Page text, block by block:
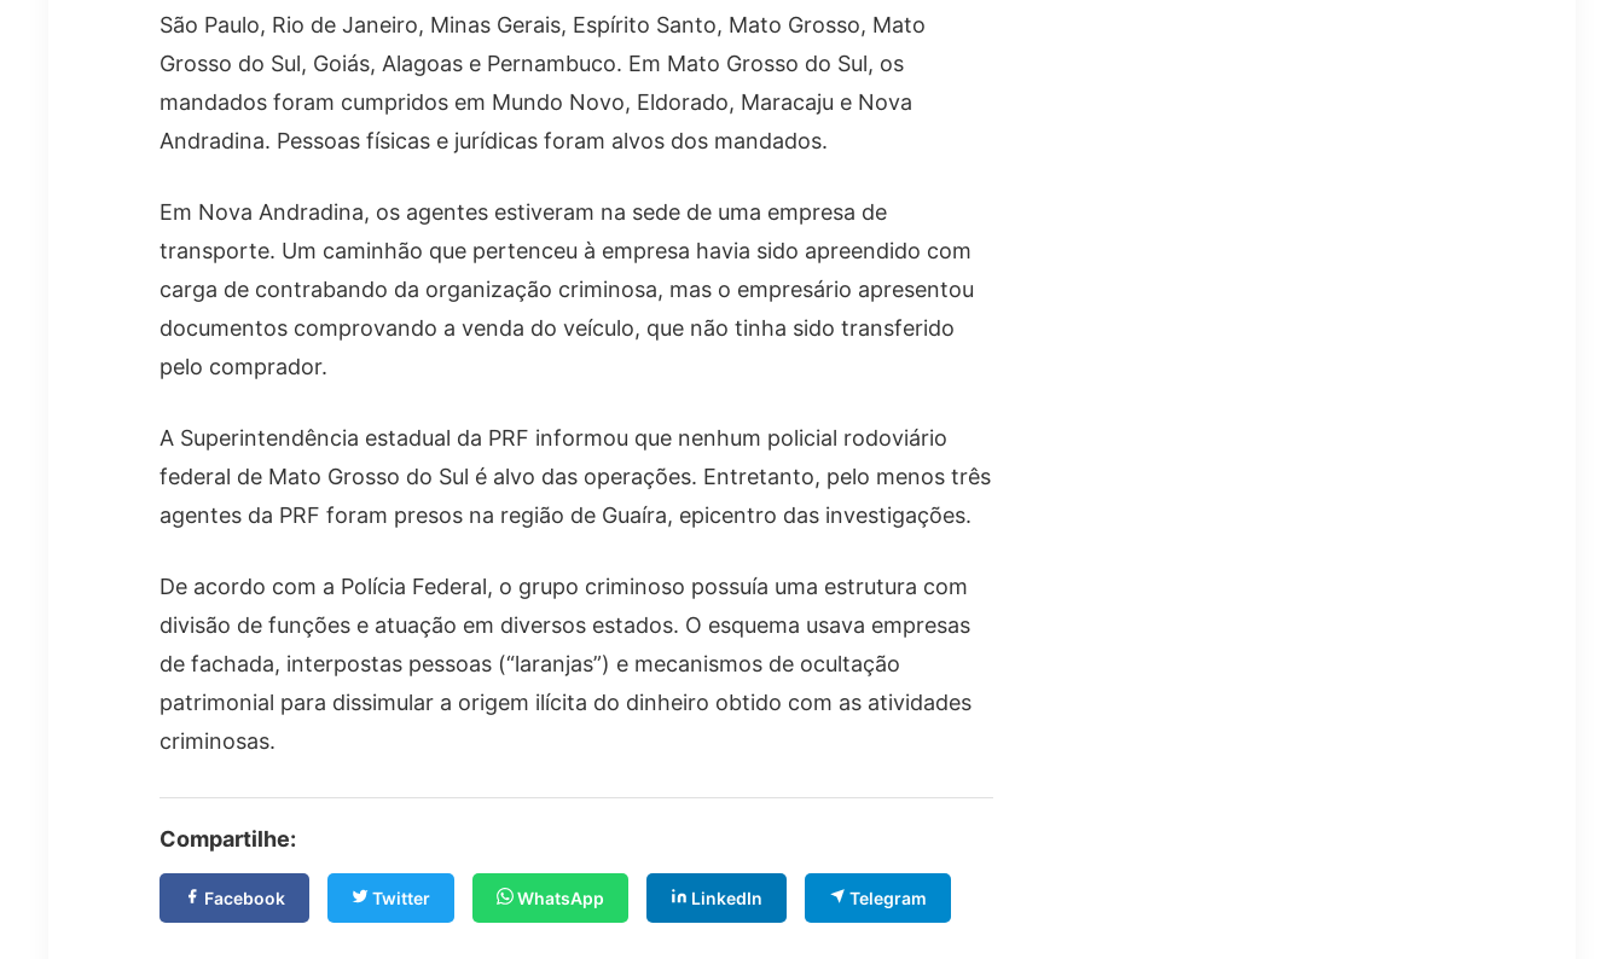
São Paulo, Rio de Janeiro, Minas Gerais, Espírito Santo, Mato Grosso, Mato
Grosso do Sul, Goiás, Alagoas e Pernambuco. Em Mato Grosso do Sul, os
mandados foram cumpridos em Mundo Novo, Eldorado, Maracaju e Nova
Andradina. Pessoas físicas e jurídicas foram alvos dos mandados.
Em Nova Andradina, os agentes estiveram na sede de uma empresa de
transporte. Um caminhão que pertenceu à empresa havia sido apreendido com
carga de contrabando da organização criminosa, mas o empresário apresentou
documentos comprovando a venda do veículo, que não tinha sido transferido
pelo comprador.
A Superintendência estadual da PRF informou que nenhum policial rodoviário
federal de Mato Grosso do Sul é alvo das operações. Entretanto, pelo menos três
agentes da PRF foram presos na região de Guaíra, epicentro das investigações.
De acordo com a Polícia Federal, o grupo criminoso possuía uma estrutura com
divisão de funções e atuação em diversos estados. O esquema usava empresas
de fachada, interpostas pessoas (“laranjas”) e mecanismos de ocultação
patrimonial para dissimular a origem ilícita do dinheiro obtido com as atividades
criminosas.
Compartilhe:
Facebook Twitter WhatsApp LinkedIn Telegram